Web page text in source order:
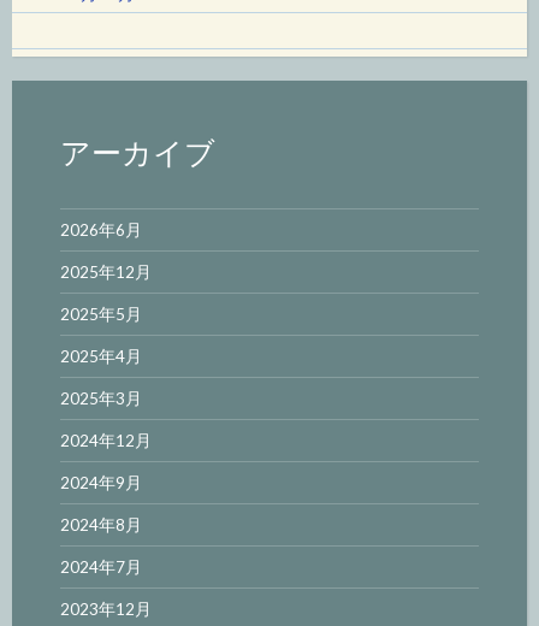
アーカイブ
2026年6月
2025年12月
2025年5月
2025年4月
2025年3月
2024年12月
2024年9月
2024年8月
2024年7月
2023年12月